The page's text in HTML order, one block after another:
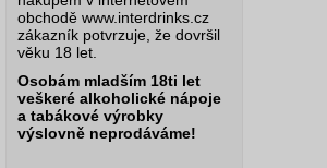
obchodě www.interdrinks.cz
zákazník potvrzuje, že dovršil
věku 18 let.
Osobám mladším 18ti let
veškeré alkoholické nápoje
a tabákové výrobky
výslovně neprodáváme!